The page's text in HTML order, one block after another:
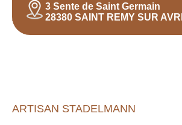
3 Sente de Saint Germain
28380 SAINT REMY SUR
ARTISAN STADELMANN